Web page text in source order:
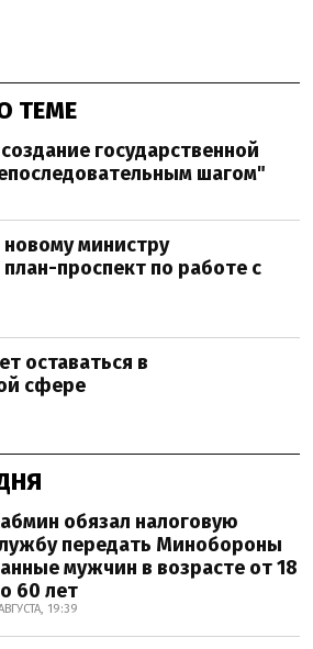
ТЕМЕ
государственной
шагом"
министру
проспект по работе с
оставаться в
сфере
обязал налоговую
передать Минобороны
мужчин в возрасте от 18
60 лет
19:39